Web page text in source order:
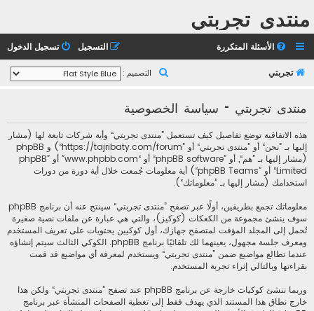
منتدى تجربتي
الأسئلة المتكررة تسجيل الدخول التسجيل
تجربتي التصميم :
ث
منتدى تجربتي - سياسة الخصوصية
هذه الاتفاقية توضع تفاصيل كيف تستعمل ”منتدى تجربتي“ وأية شركات تابعة لها (مشار
إليها بـ ”نحن“ أو ”منتدى تجربتي“ أو ”https://tajribaty.com/forum“) و phpBB
(مشار إليها بـ ”هم“, أو ”phpBB software“ أو “www.phpbb.com” أو ”phpBB
Limited“ أو ”phpBB Teams“) أية معلومات جُمعت خلال أية دورة من دورات
استخدامك (مشار إليها بـ ”معلوماتك“).
معلوماتك تجمع بطريقين، أولًا عبر تصفح ”منتدى تجربتي“ سينتج عنه أن برنامج phpBB
سوف ينشئ مجموعة من الكعكات (كوكيز)، والتي هي عبارة عن ملفات نصية صغيرة
تُحمل إلى المجلد المؤقت لمتصفح جهازك، أول كوكيين يحتويات على تعريف المستخدم
ومعرف جلسة مجهول، يعينهما لك تلقائيًا برنامج phpBB. الكوكي الثالث سيتم إنشاؤه
عندما تطالع مواضيع ضمن ”منتدى تجربتي“ ويستخدم لمعرفة أي مواضيع قد قمت
بقراءتها وبالتالي إثراء تجربة المستخدم.
وربما ننشئ كوكيات خارجة عن برنامج phpBB عند تصفح ”منتدى تجربتي“ ولكن هذا
خارج نطاق هذا المستند الذي يهدف فقط إلى تغطية الصفحات المنشأة عبر برنامج